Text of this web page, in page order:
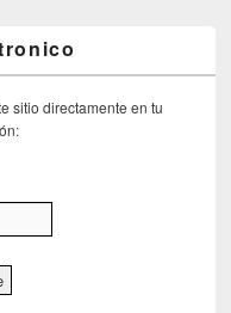
sitio directamente en tu